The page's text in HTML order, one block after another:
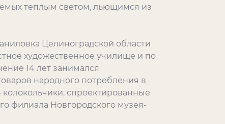
теплым светом, льющимся из
Целиноградской области
художественное училище и по
14 лет занимался
народного потребления в
спроектированные
филиала Новгородского музея-